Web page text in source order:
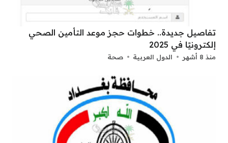
تفاصيل جديدة.. خطوات حجز موعد التأمين الصحي
إلكترونيًا في 2025
منذ 8 أشهر الدول العربية صحة